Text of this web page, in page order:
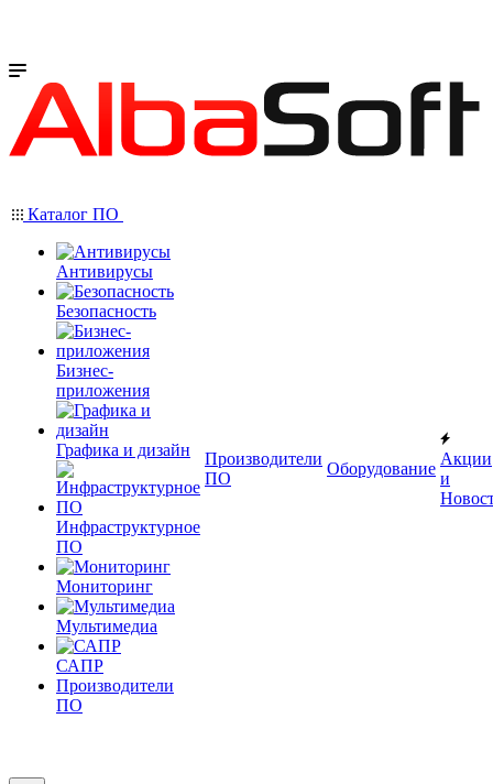
Каталог ПО
Антивирусы
Безопасность
Бизнес-
приложения
Графика и дизайн
Инфраструктурное
ПО
Мониторинг
Мультимедиа
САПР
Производители
ПО
Производители
ПО
Оборудование
Акции
и